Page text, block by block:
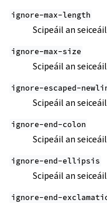
ignore-max-length
Scipeáil an
ignore-max-size
Scipeáil an
ignore-escaped-
Scipeáil an
ignore-end-colon
Scipeáil an
ignore-end-ellipsis
Scipeáil an
ignore-end-